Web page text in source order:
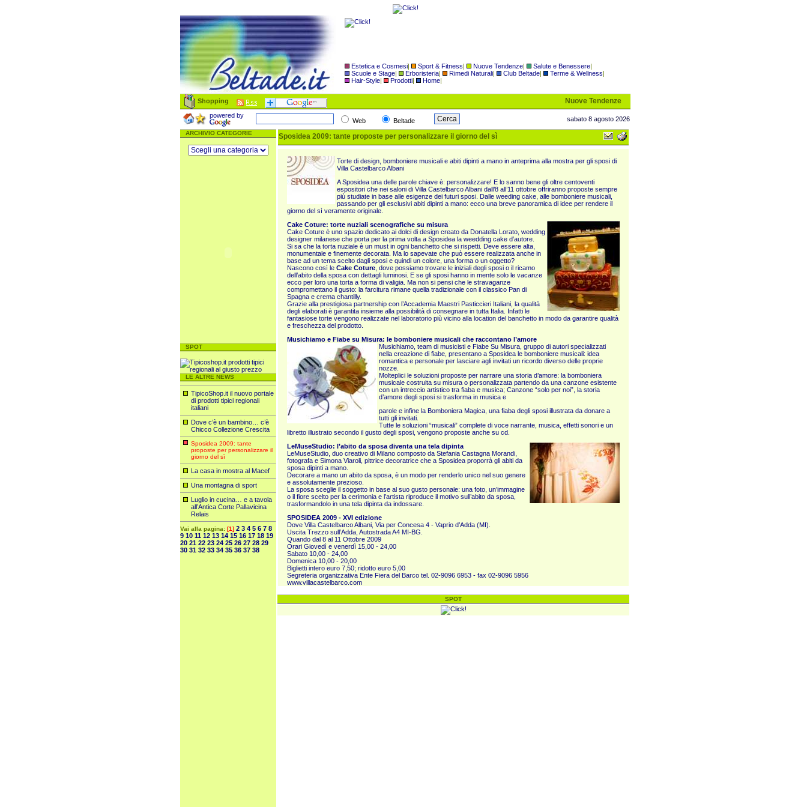
Estetica e Cosmesi| Sport & Fitness| Nuove Tendenze| Salute e Benessere|
Scuole e Stage| Erboristeria| Rimedi Naturali| Club Beltade| Terme & Wellness|
Hair-Style| Prodotti| Home|
Shopping Nuove Tendenze
powered by
Web Beltade sabato 8 agosto 2026
ARCHIVIO CATEGORIE
SPOT
LE ALTRE NEWS
TipicoShop.it il nuovo portale
di prodotti tipici regionali
italiani
Dove c’è un bambino… c’è
Chicco Collezione Crescita
Sposidea 2009: tante
proposte per personalizzare il
giorno del sì
La casa in mostra al Macef
Una montagna di sport
Luglio in cucina… e a tavola
all’Antica Corte Pallavicina
Relais
Vai alla pagina: [1] 2 3 4 5 6 7 8
9 10 11 12 13 14 15 16 17 18 19
20 21 22 23 24 25 26 27 28 29
30 31 32 33 34 35 36 37 38
Sposidea 2009: tante proposte per personalizzare il giorno del sì
Torte di design, bomboniere musicali e abiti dipinti a mano in anteprima alla mostra per gli sposi di
Villa Castelbarco Albani
A Sposidea una delle parole chiave è: personalizzare! E lo sanno bene gli oltre centoventi
espositori che nei saloni di Villa Castelbarco Albani dall’8 all’11 ottobre offriranno proposte sempre
più studiate in base alle esigenze dei futuri sposi. Dalle weeding cake, alle bomboniere musicali,
passando per gli esclusivi abiti dipinti a mano: ecco una breve panoramica di idee per rendere il
giorno del sì veramente originale.
Cake Coture: torte nuziali scenografiche su misura
Cake Coture è uno spazio dedicato ai dolci di design creato da Donatella Lorato, wedding
designer milanese che porta per la prima volta a Sposidea la weedding cake d’autore.
Si sa che la torta nuziale è un must in ogni banchetto che si rispetti. Deve essere alta,
monumentale e finemente decorata. Ma lo sapevate che può essere realizzata anche in
base ad un tema scelto dagli sposi e quindi un colore, una forma o un oggetto?
Nascono così le Cake Coture , dove possiamo trovare le iniziali degli sposi o il ricamo
dell’abito della sposa con dettagli luminosi. E se gli sposi hanno in mente solo le vacanze
ecco per loro una torta a forma di valigia. Ma non si pensi che le stravaganze
compromettano il gusto: la farcitura rimane quella tradizionale con il classico Pan di
Spagna e crema chantilly.
Grazie alla prestigiosa partnership con l’Accademia Maestri Pasticcieri Italiani, la qualità
degli elaborati è garantita insieme alla possibilità di consegnare in tutta Italia. Infatti le
fantasiose torte vengono realizzate nel laboratorio più vicino alla location del banchetto in modo da garantire qualità
e freschezza del prodotto.
Musichiamo e Fiabe su Misura: le bomboniere musicali che raccontano l’amore
Musichiamo, team di musicisti e Fiabe Su Misura, gruppo di autori specializzati
nella creazione di fiabe, presentano a Sposidea le bomboniere musicali: idea
romantica e personale per lasciare agli invitati un ricordo diverso delle proprie
nozze.
Molteplici le soluzioni proposte per narrare una storia d’amore: la bomboniera
musicale costruita su misura o personalizzata partendo da una canzone esistente
con un intreccio artistico tra fiaba e musica; Canzone “solo per noi”, la storia
d’amore degli sposi si trasforma in musica e
parole e infine la Bomboniera Magica, una fiaba degli sposi illustrata da donare a
tutti gli invitati.
Tutte le soluzioni “musicali” complete di voce narrante, musica, effetti sonori e un
libretto illustrato secondo il gusto degli sposi, vengono proposte anche su cd.
LeMuseStudio: l’abito da sposa diventa una tela dipinta
LeMuseStudio, duo creativo di Milano composto da Stefania Castagna Morandi,
fotografa e Simona Viaroli, pittrice decoratrice che a Sposidea proporrà gli abiti da
sposa dipinti a mano.
Decorare a mano un abito da sposa, è un modo per renderlo unico nel suo genere
e assolutamente prezioso.
La sposa sceglie il soggetto in base al suo gusto personale: una foto, un’immagine
o il fiore scelto per la cerimonia e l’artista riproduce il motivo sull’abito da sposa,
trasformandolo in una tela dipinta da indossare.
SPOSIDEA 2009 - XVI edizione
Dove Villa Castelbarco Albani, Via per Concesa 4 - Vaprio d’Adda (MI).
Uscita Trezzo sull’Adda, Autostrada A4 MI-BG.
Quando dal 8 al 11 Ottobre 2009
Orari Giovedì e venerdì 15,00 - 24,00
Sabato 10,00 - 24,00
Domenica 10,00 - 20,00
Biglietti intero euro 7,50; ridotto euro 5,00
Segreteria organizzativa Ente Fiera del Barco tel. 02-9096 6953 - fax 02-9096 5956
www.villacastelbarco.com
SPOT